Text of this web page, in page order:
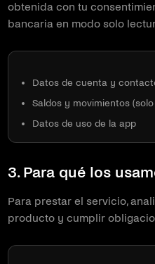
obtenida con tu
bancaria en modo solo
Datos de cuenta y
Saldos y movimientos
Datos de uso de la app
3. Para qué los
Para prestar el servicio,
producto y cumplir